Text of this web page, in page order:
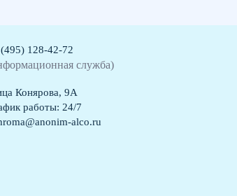
128-42-72
служба)
Конярова, 9А
работы: 24/7
alco.ru